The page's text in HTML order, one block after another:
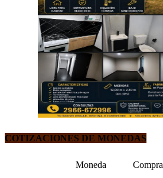
COTIZACIONES DE MONEDAS
Moneda Compra